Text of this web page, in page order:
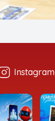
Instagram